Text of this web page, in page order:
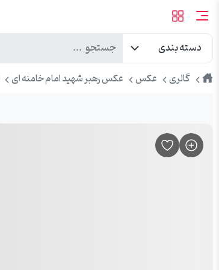
دسته بندی
طرح گالری عکس عکس رهبر شهید امام خامنه ای